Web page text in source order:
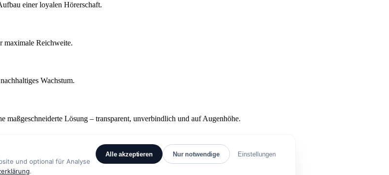
einer loyalen Hörerschaft.
maximale Reichweite.
Wachstum.
Lösung – transparent, unverbindlich und auf Augenhöhe.
und optional für Analyse
.
Alle akzeptieren Nur notwendige Einstellungen